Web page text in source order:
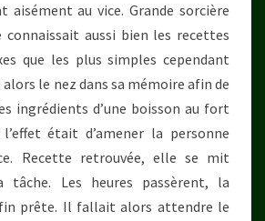
aisément au vice. Grande sorcière
connaissait aussi bien les recettes
que les plus simples cependant
le nez dans sa mémoire afin de
ingrédients d’une boisson au fort
était d’amener la personne
Recette retrouvée, elle se mit
tâche. Les heures passèrent, la
prête. Il fallait alors attendre le